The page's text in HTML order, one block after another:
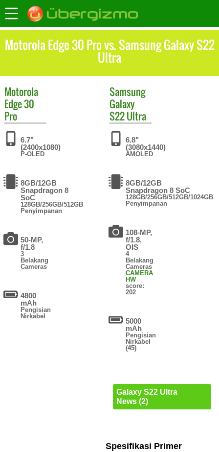
Motorola Edge 30 Pro vs. Samsung Galaxy S22
Ultra
Motorola
Edge 30
Pro
6.7"
(2400x1080)
P-OLED
8GB/12GB
Snapdragon 8
SoC
128GB/256GB/512GB
Penyimpanan
50-MP,
f/1.8
3
Belakang
Cameras
4800
mAh
Pengisian
Nirkabel
Samsung
Galaxy
S22 Ultra
6.8"
(3080x1440)
AMOLED
8GB/12GB
Snapdragon 8 SoC
128GB/256GB/512GB/1024GB
Penyimpanan
108-MP,
f/1.8,
OIS
4
Belakang
Cameras
CAMERA
HW
score:
202
5000
mAh
Pengisian
Nirkabel
(45)
Galaxy S22 Ultra
News (2)
Spesifikasi Primer